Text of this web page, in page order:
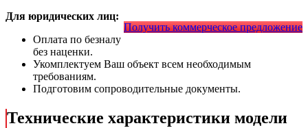
Получить коммерческое предложение
Для юридических лиц:
Оплата по безналу
без наценки.
Укомплектуем Ваш объект всем необходимым
требованиям.
Подготовим сопроводительные документы.
Технические характеристики модели